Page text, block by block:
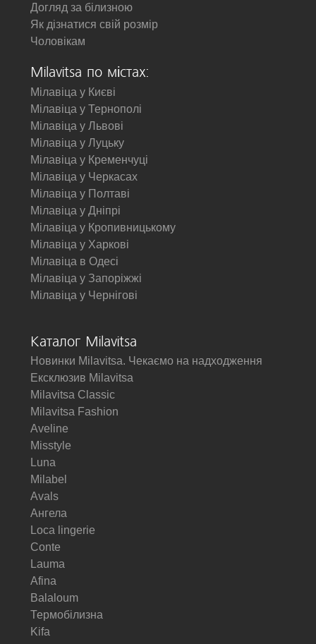
Догляд за білизною
Як дізнатися свій розмір
Чоловікам
Milavitsa по містах:
Мілавіца у Києві
Мілавіца у Тернополі
Мілавіца у Львові
Мілавіца у Луцьку
Мілавіца у Кременчуці
Мілавіца у Черкасах
Мілавіца у Полтаві
Мілавіца у Дніпрі
Мілавіца у Кропивницькому
Мілавіца у Харкові
Мілавіца в Одесі
Мілавіца у Запоріжжі
Мілавіца у Чернігові
Каталог Milavitsa
Новинки Milavitsa. Чекаємо на надходження
Ексклюзив Milavitsa
Milavitsa Classic
Milavitsa Fashion
Aveline
Misstyle
Luna
Milabel
Avals
Ангела
Loca lingerie
Conte
Lauma
Afina
Balaloum
Термобілизна
Kifa